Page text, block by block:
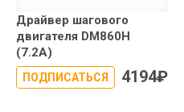
Драйвер шагового
двигателя DM860H
(7.2A)
ПОДПИСАТЬСЯ 4194₽